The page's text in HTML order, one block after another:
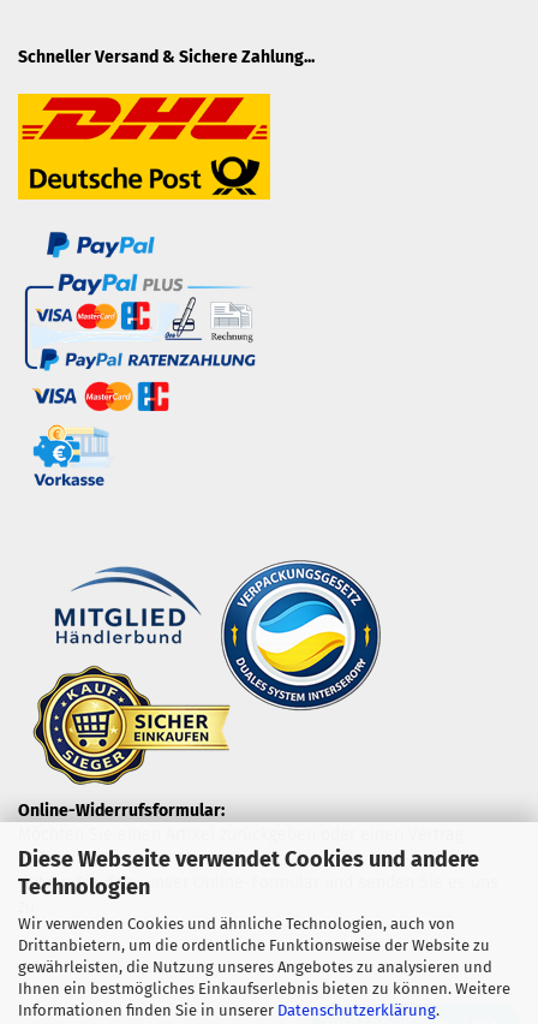
Diese Webseite verwendet Cookies und andere
Technologien
Wir verwenden Cookies und ähnliche Technologien, auch von
Drittanbietern, um die ordentliche Funktionsweise der Website zu
gewährleisten, die Nutzung unseres Angebotes zu analysieren und
Ihnen ein bestmögliches Einkaufserlebnis bieten zu können. Weitere
Informationen finden Sie in unserer Datenschutzerklärung.
Schneller Versand & Sichere Zahlung...
Online-Widerrufsformular:
widerrufen?
Nutzen Sie dazu unser Online-Formular und senden Sie es uns